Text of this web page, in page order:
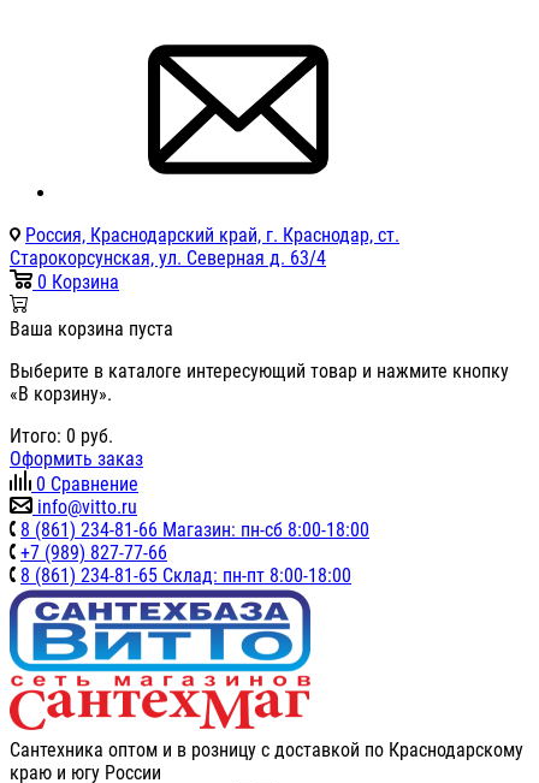
Россия, Краснодарский край, г. Краснодар, ст.
Старокорсунская, ул. Северная д. 63/4
0 Корзина
Ваша корзина пуста
Выберите в каталоге интересующий товар и нажмите кнопку
«В корзину».
Итого: 0 руб.
Оформить заказ
0 Сравнение
info@vitto.ru
8 (861) 234-81-66 Магазин: пн-сб 8:00-18:00
+7 (989) 827-77-66
8 (861) 234-81-65 Склад: пн-пт 8:00-18:00
Сантехника оптом и в розницу с доставкой по Краснодарскому
краю и югу России